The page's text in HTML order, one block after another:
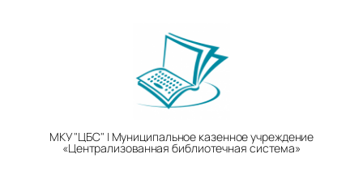
МКУ "ЦБС" | Муниципальное казенное учреждение
«Централизованная библиотечная система»